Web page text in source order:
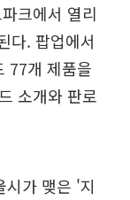
크에서 열리
다. 팝업에서
77개 제품을
소개와 판로
시가 맺은 '지